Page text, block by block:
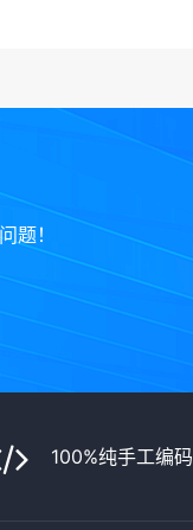
题！
100%纯手工编码